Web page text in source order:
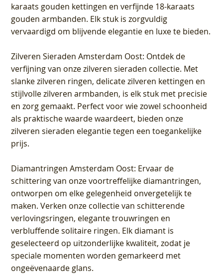
karaats gouden kettingen en verfijnde 18-karaats
gouden armbanden. Elk stuk is zorgvuldig
vervaardigd om blijvende elegantie en luxe te bieden.
Zilveren Sieraden Amsterdam Oost: Ontdek de
verfijning van onze zilveren sieraden collectie. Met
slanke zilveren ringen, delicate zilveren kettingen en
stijlvolle zilveren armbanden, is elk stuk met precisie
en zorg gemaakt. Perfect voor wie zowel schoonheid
als praktische waarde waardeert, bieden onze
zilveren sieraden elegantie tegen een toegankelijke
prijs.
Diamantringen Amsterdam Oost: Ervaar de
schittering van onze voortreffelijke diamantringen,
ontworpen om elke gelegenheid onvergetelijk te
maken. Verken onze collectie van schitterende
verlovingsringen, elegante trouwringen en
verbluffende solitaire ringen. Elk diamant is
geselecteerd op uitzonderlijke kwaliteit, zodat je
speciale momenten worden gemarkeerd met
ongeëvenaarde glans.